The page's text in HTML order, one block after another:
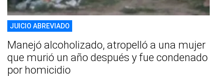
JUICIO ABREVIADO
Manejó alcoholizado, atropelló a una mujer
que murió un año después y fue condenado
por homicidio